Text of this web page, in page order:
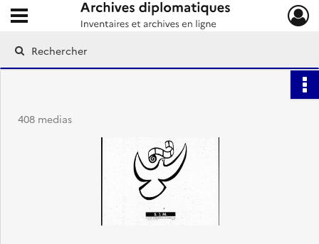
Archives diplomatiques
Ouvrir le menu déroulant
408 medias